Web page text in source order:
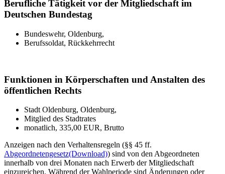
Berufliche Tätigkeit vor der Mitgliedschaft im
Deutschen Bundestag
Bundeswehr, Oldenburg,
Berufssoldat, Rückkehrrecht
Funktionen in Körperschaften und Anstalten des
öffentlichen Rechts
Stadt Oldenburg, Oldenburg,
Mitglied des Stadtrates
monatlich, 335,00 EUR, Brutto
Anzeigen nach den Verhaltensregeln (§§ 45 ff.
Abgeordnetengesetz(Download)) sind von den Abgeordneten
innerhalb von drei Monaten nach Erwerb der Mitgliedschaft
einzureichen. Während der Wahlperiode sind Änderungen oder